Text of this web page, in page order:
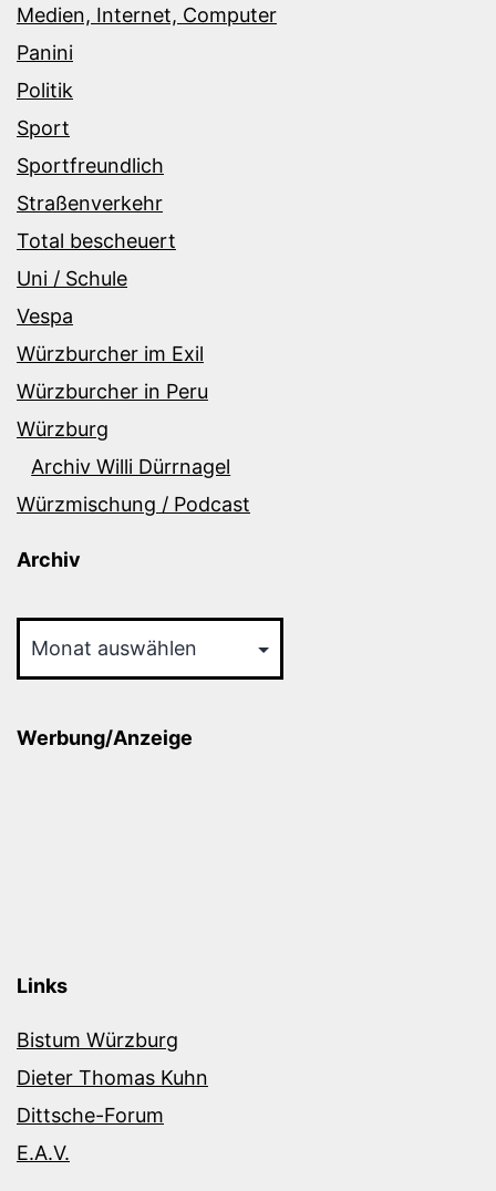
Medien, Internet, Computer
Panini
Politik
Sport
Sportfreundlich
Straßenverkehr
Total bescheuert
Uni / Schule
Vespa
Würzburcher im Exil
Würzburcher in Peru
Würzburg
Archiv Willi Dürrnagel
Würzmischung / Podcast
Archiv
Werbung/Anzeige
Links
Bistum Würzburg
Dieter Thomas Kuhn
Dittsche-Forum
E.A.V.